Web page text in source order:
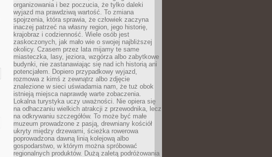
organizowania i bez poczucia, że tylko daleki
wyjazd ma prawdziwą wartość. To zmiana
spojrzenia, która sprawia, że człowiek zaczyna
inaczej patrzeć na własny region, jego historię,
krajobraz i codzienność. Wiele osób jest
zaskoczonych, jak mało wie o swojej najbliższej
okolicy. Czasem przez lata mijamy te same
miasteczka, lasy, jeziora, wzgórza albo zabytkowe
budynki, nie zastanawiając się nad ich historią ani
potencjałem. Dopiero przypadkowy wyjazd,
rozmowa z kimś z zewnątrz albo zdjęcie
znalezione w sieci uświadamia nam, że tuż obok
istnieją miejsca naprawdę warte zobaczenia.
Lokalna turystyka uczy uważności. Nie opiera się
na odhaczaniu wielkich atrakcji z przewodnika, lecz
na odkrywaniu szczegółów. To może być małe
muzeum prowadzone z pasją, drewniany kościół
ukryty między drzewami, ścieżka rowerowa
poprowadzona dawną linią kolejową albo
gospodarstwo, w którym można spróbować
regionalnych produktów. Dużą zaletą podróżowania